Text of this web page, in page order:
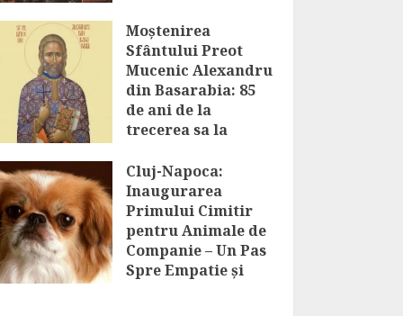
Consumatori?
AUGUST 8, 2026
Moștenirea
Sfântului Preot
Mucenic Alexandru
din Basarabia: 85
de ani de la
trecerea sa la
AUGUST 8, 2026
Cluj-Napoca:
Inaugurarea
Primului Cimitir
pentru Animale de
Companie – Un Pas
Spre Empatie și